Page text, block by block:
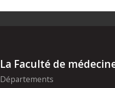
La Faculté de
Départements